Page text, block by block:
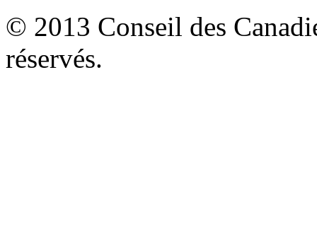
© 2013 Conseil des
réservés.